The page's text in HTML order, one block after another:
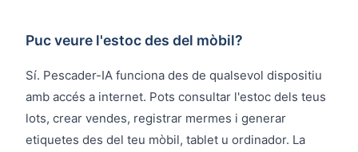
Puc veure l'estoc des del mòbil?
Sí. Pescader-IA funciona des de qualsevol dispositiu
amb accés a internet. Pots consultar l'estoc dels teus
lots, crear vendes, registrar mermes i generar
etiquetes des del teu mòbil, tablet u ordinador. La